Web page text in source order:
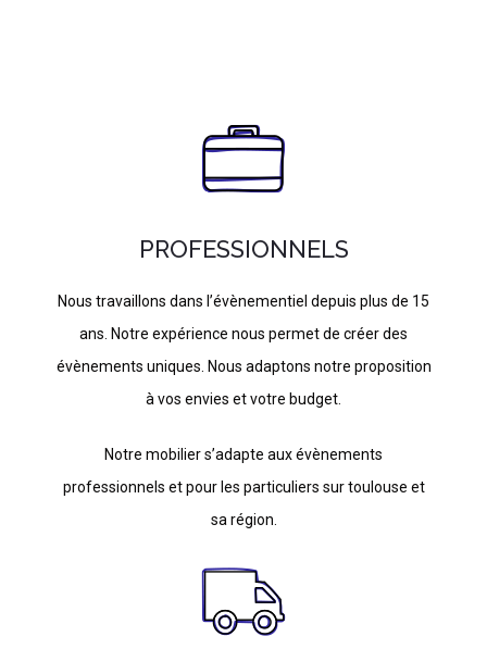
PROFESSIONNELS
Nous travaillons dans l’évènementiel depuis plus de 15
ans. Notre expérience nous permet de créer des
évènements uniques. Nous adaptons notre proposition
à vos envies et votre budget.
Notre mobilier s’adapte aux évènements
professionnels et pour les particuliers sur toulouse et
sa région.